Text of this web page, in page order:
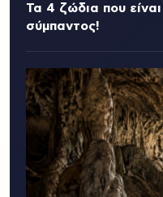
Τα 4 ζώδια που
σύμπαντος!